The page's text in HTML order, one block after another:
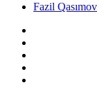
Fazil Qasımov